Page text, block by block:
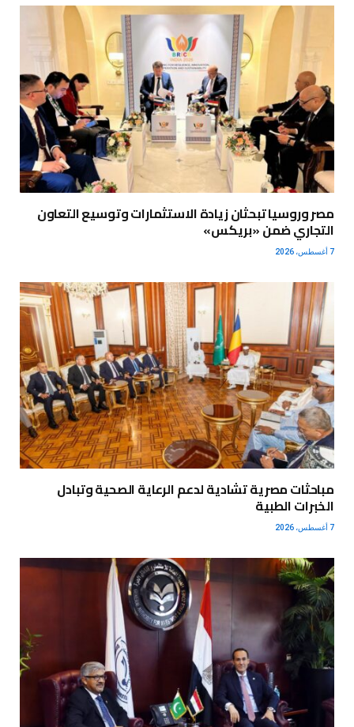
مصر وروسيا تبحثان زيادة الاستثمارات وتوسيع التعاون
التجاري ضمن «بريكس»
7 أغسطس، 2026
مباحثات مصرية تشادية لدعم الرعاية الصحية وتبادل
الخبرات الطبية
7 أغسطس، 2026